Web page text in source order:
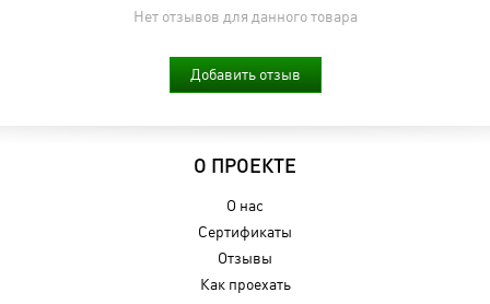
Нет отзывов для данного товара
Добавить отзыв
О ПРОЕКТЕ
О нас
Сертификаты
Отзывы
Как проехать